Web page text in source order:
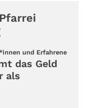
und Erfahrene:
das Geld
als